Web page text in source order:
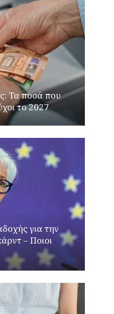
Τα ποσά που
το 2027
για την
– Ποιοι